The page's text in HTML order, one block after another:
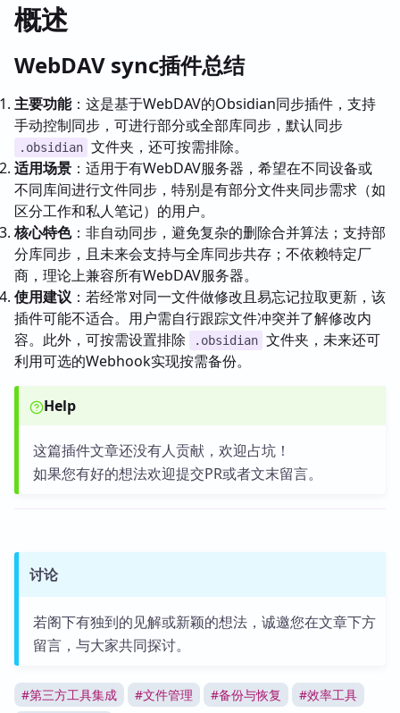
概述
WebDAV sync插件总结
主要功能：这是基于WebDAV的Obsidian同步插件，支持
手动控制同步，可进行部分或全部库同步，默认同步
.obsidian 文件夹，还可按需排除。
适用场景 ：适用于有WebDAV服务器，希望在不同设备或
不同库间进行文件同步，特别是有部分文件夹同步需求（如
区分工作和私人笔记）的用户。
核心特色：非自动同步，避免复杂的删除合并算法；支持部
分库同步，且未来会支持与全库同步共存；不依赖特定厂
商，理论上兼容所有WebDAV服务器。
使用建议 ：若经常对同一文件做修改且易忘记拉取更新，该
插件可能不适合。用户需自行跟踪文件冲突并了解修改内
容。此外，可按需设置排除
.obsidian 文件夹，未来还可
利用可选的Webhook实现按需备份。
Help
这篇插件文章还没有人贡献，欢迎占坑！
如果您有好的想法欢迎提交PR或者文末留言。
讨论
若阁下有独到的见解或新颖的想法，诚邀您在文章下方
留言，与大家共同探讨。
#第三方工具集成 #文件管理 #备份与恢复 #效率工具